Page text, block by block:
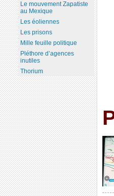
Le mouvement Zapatiste
au Mexique
Les éoliennes
Les prisons
Mille feuille politique
Pléthore d’agences
inutiles
Thorium